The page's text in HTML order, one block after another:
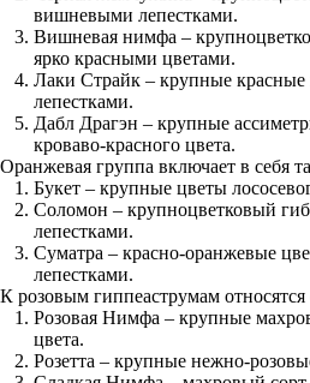
вишневыми лепестками.
Вишневая нимфа –
ярко красными цветами.
Лаки Страйк – крупные
лепестками.
Дабл Драгэн – крупные
кроваво-красного цвета.
Оранжевая группа включает в себя
Букет – крупные цветы
Соломон – крупноцветковый
лепестками.
Суматра – красно-оранжевые
лепестками.
К розовым гиппеаструмам
Розовая Нимфа – крупные
цвета.
Розетта – крупные нежно-